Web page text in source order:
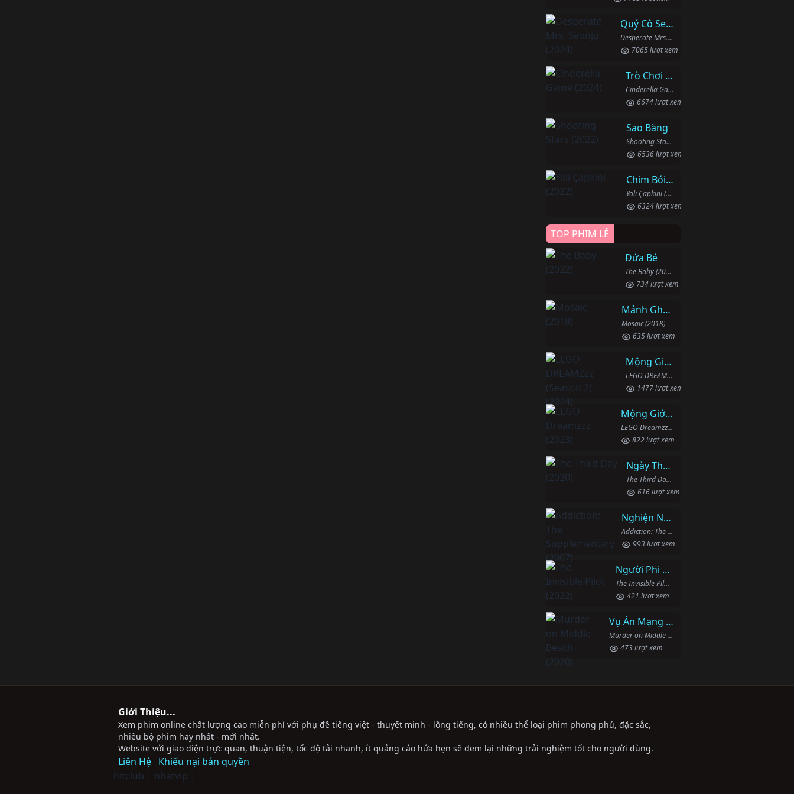
Quý Cô Seon Ju Phục Thù
Desperate Mrs. Seonju (2024)
7065 lượt xem
Trò Chơi Lọ Lem
Cinderella Game (2024)
6674 lượt xem
Sao Băng
Shooting Stars (2022)
6536 lượt xem
Chim Bói Cá
Yali Çapkini (2022)
6324 lượt xem
TOP PHIM LẺ
Đứa Bé
The Baby (2022)
734 lượt xem
Mảnh Ghép
Mosaic (2018)
635 lượt xem
Mộng Giới (Phần 2)
LEGO DREAMZzz (Season 2) (2024)
1477 lượt xem
Mộng Giới (Phần 1)
LEGO Dreamzzz (2023)
822 lượt xem
Ngày Thứ Ba
The Third Day (2020)
616 lượt xem
Nghiện Ngập: Chuỗi Phim Bổ Trợ
Addiction: The Supplementary (2007)
993 lượt xem
Người Phi Công Vô Hình
The Invisible Pilot (2022)
421 lượt xem
Vụ Án Mạng Trên Đường Middle Beach
Murder on Middle Beach (2020)
473 lượt xem
Giới Thiệu...
Xem phim online chất lượng cao miễn phí với phụ đề tiếng việt - thuyết minh - lồng tiếng, có nhiều thể loại phim phong phú, đặc sắc,
nhiều bộ phim hay nhất - mới nhất.
Website với giao diện trực quan, thuận tiện, tốc độ tải nhanh, ít quảng cáo hứa hẹn sẽ đem lại những trải nghiệm tốt cho người dùng.
Liên Hệ Khiếu nại bản quyền
hitclub | nhatvip |